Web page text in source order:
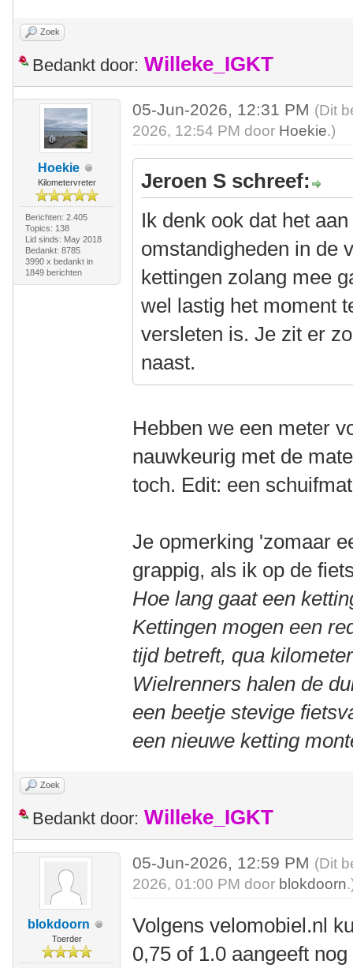
Zoek
Bedankt door: Willeke_IGKT
Hoekie
Kilometervreter
Berichten: 2.405
Topics: 138
Lid sinds: May 2018
Bedankt: 8785
3990 x bedankt in
1849 berichten
05-Jun-2026, 12:31 PM (Dit
2026, 12:54 PM door Hoekie.)
Jeroen S schreef:
Ik denk ook dat het
omstandigheden in de
kettingen zolang mee
wel lastig het moment
versleten is. Je zit er
naast.
Hebben we een meter
nauwkeurig met de
toch. Edit: een
Je opmerking 'zomaar
grappig, als ik op de
Hoe lang gaat een
Kettingen mogen een
tijd betreft, qua
Wielrenners halen de
een beetje stevige
een nieuwe ketting
Zoek
Bedankt door: Willeke_IGKT
blokdoorn
Toerder
05-Jun-2026, 12:59 PM (Dit
2026, 01:00 PM door blokdoorn
Volgens velomobiel.nl
0,75 of 1.0 aangeeft